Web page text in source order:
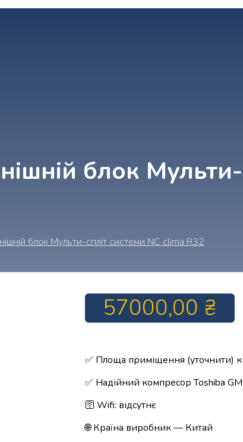
блок Мульти-
блок Мульти-спліт системи NC clima R32
57000,00 ₴
✅ Площа приміщення (уточнити)
✅ Надійний компресор Toshiba
🛜 Wifi: відсутнє
🌐 Країна виробник — Китай